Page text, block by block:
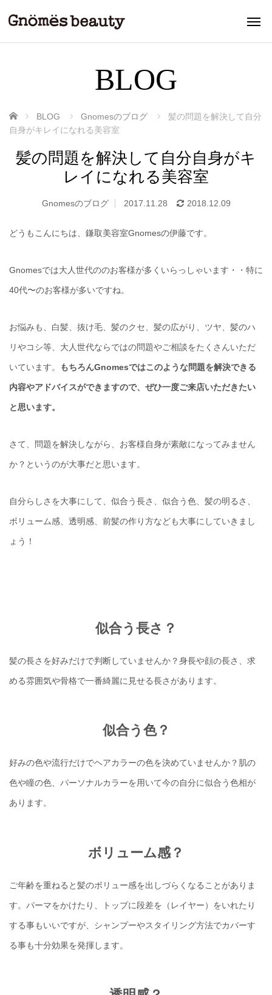
BLOG
ホーム BLOG Gnomesのブログ
髪の問題を解決して自分
自身がキレイになれる美容室
髪の問題を解決して自分自身がキ
レイになれる美容室
Gnomesのブログ 2017.11.28 2018.12.09
どうもこんにちは、鎌取美容室Gnomesの伊藤です。
Gnomesでは大人世代ののお客様が多くいらっしゃいます・・特に
40代〜のお客様が多いですね。
お悩みも、白髪、抜け毛、髪のクセ、髪の広がり、ツヤ、髪のハ
リやコシ等、大人世代ならではの問題やご相談をたくさんいただ
いています。 もちろんGnomesではこのような問題を解決できる
内容やアドバイスができますので、ぜひ一度ご来店いただきたい
と思います。
さて、問題を解決しながら、お客様自身が素敵になってみません
か？というのが大事だと思います。
自分らしさを大事にして、似合う長さ、似合う色、髪の明るさ、
ボリューム感、透明感、前髪の作り方なども大事にしていきまし
ょう！
似合う長さ？
髪の長さを好みだけで判断していませんか？身長や顔の長さ、求
める雰囲気や骨格で一番綺麗に見せる長さがあります。
似合う色？
好みの色や流行だけでヘアカラーの色を決めていませんか？肌の
色や瞳の色、パーソナルカラーを用いて今の自分に似合う色相が
あります。
ボリューム感？
ご年齢を重ねると髪のボリュー感を出しづらくなることがありま
す。パーマをかけたり、トップに段差を（レイヤー）をいれたり
する事もいいですが、シャンプーやスタイリング方法でカバーす
る事も十分効果を発揮します。